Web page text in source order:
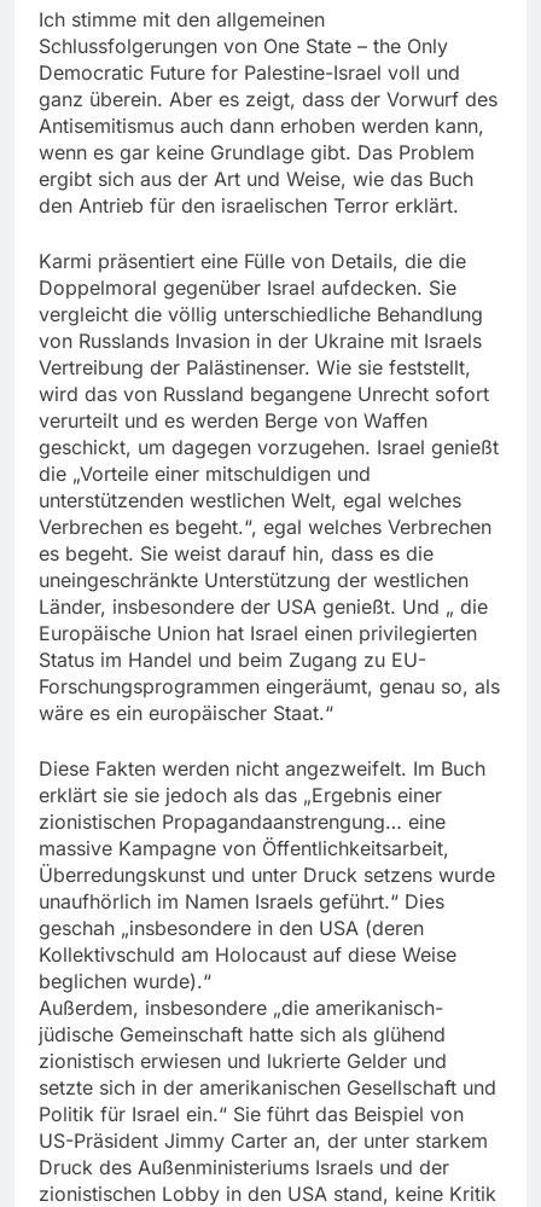
Ich stimme mit den allgemeinen
Schlussfolgerungen von One State – the Only
Democratic Future for Palestine-Israel voll und
ganz überein. Aber es zeigt, dass der Vorwurf des
Antisemitismus auch dann erhoben werden kann,
wenn es gar keine Grundlage gibt. Das Problem
ergibt sich aus der Art und Weise, wie das Buch
den Antrieb für den israelischen Terror erklärt.
Karmi präsentiert eine Fülle von Details, die die
Doppelmoral gegenüber Israel aufdecken. Sie
vergleicht die völlig unterschiedliche Behandlung
von Russlands Invasion in der Ukraine mit Israels
Vertreibung der Palästinenser. Wie sie feststellt,
wird das von Russland begangene Unrecht sofort
verurteilt und es werden Berge von Waffen
geschickt, um dagegen vorzugehen. Israel genießt
die „Vorteile einer mitschuldi­gen und
unterstützenden westlichen Welt, egal welches
Verbrechen es begeht.“, egal welches Verbrechen
es begeht. Sie weist darauf hin, dass es die
uneingeschränkte Unterstützung der westlichen
Länder, insbesondere der USA genießt. Und „ die
Europäische Union hat Israel einen privilegierten
Status im Handel und beim Zugang zu EU-
Forschungsprogrammen einge­räumt, genau so, als
wäre es ein europäischer Staat.“
Diese Fakten werden nicht angezweifelt. Im Buch
erklärt sie sie jedoch als das „Ergebnis einer
zionistischen Propagandaanstrengung… eine
massive Kampagne von Öffentlichkeitsarbeit,
Überredungskunst und unter Druck setzens wurde
unaufhörlich im Namen Israels geführt.“ Dies
geschah „insbesondere in den USA (deren
Kollektivschuld am Holocaust auf diese Weise
beglichen wurde).“
Außerdem, insbesondere „die amerikanisch-
jüdische Gemeinschaft hatte sich als glühend
zionistisch erwiesen und lukrierte Gelder und
setzte sich in der ameri­kanischen Gesellschaft und
Politik für Israel ein.“ Sie führt das Beispiel von
US-Präsident Jimmy Carter an, der unter starkem
Druck des Außenministeriums Israels und der
zionistischen Lobby in den USA stand, keine Kritik